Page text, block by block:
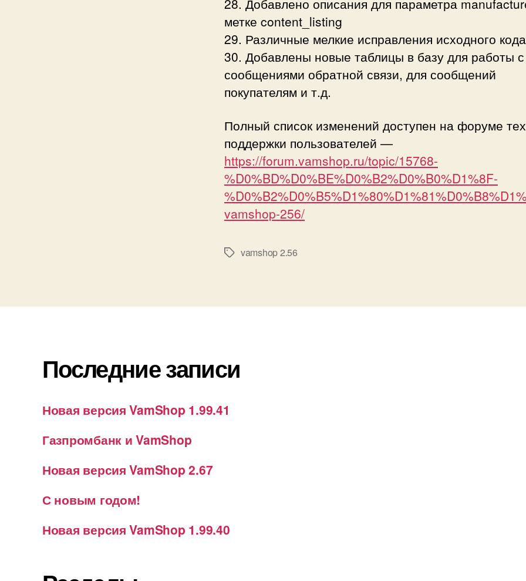
28. Добавлено описания для параметра
метке content_listing
29. Различные мелкие исправления исходного
30. Добавлены новые таблицы в базу для работы с
сообщениями обратной связи, для сообщений
покупателям и т.д.
Полный список изменений доступен на форуме
поддержки пользователей —
https://forum.vamshop.ru/topic/15768-
%D0%BD%D0%BE%D0%B2%D0%B0%D1%8F-
vamshop-256/
Меткиvamshop 2.56
Последние записи
Новая версия VamShop 1.99.41
Газпромбанк и VamShop
Новая версия VamShop 2.67
С новым годом!
Новая версия VamShop 1.99.40